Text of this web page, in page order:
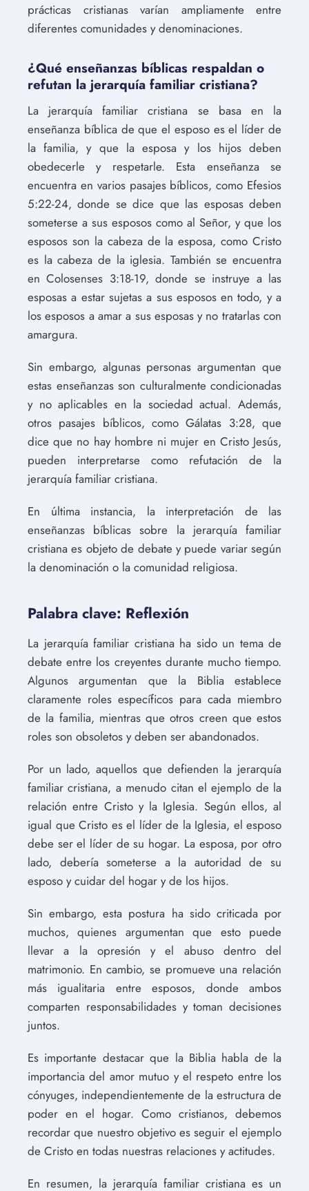
prácticas cristianas varían ampliamente entre
diferentes comunidades y denominaciones.
¿Qué enseñanzas bíblicas respaldan o
refutan la jerarquía familiar cristiana?
La jerarquía familiar cristiana se basa en la
enseñanza bíblica de que el esposo es el líder de
la familia, y que la esposa y los hijos deben
obedecerle y respetarle. Esta enseñanza se
encuentra en varios pasajes bíblicos, como Efesios
5:22-24, donde se dice que las esposas deben
someterse a sus esposos como al Señor, y que los
esposos son la cabeza de la esposa, como Cristo
es la cabeza de la iglesia. También se encuentra
en Colosenses 3:18-19, donde se instruye a las
esposas a estar sujetas a sus esposos en todo, y a
los esposos a amar a sus esposas y no tratarlas con
amargura.
Sin embargo, algunas personas argumentan que
estas enseñanzas son culturalmente condicionadas
y no aplicables en la sociedad actual. Además,
otros pasajes bíblicos, como Gálatas 3:28, que
dice que no hay hombre ni mujer en Cristo Jesús,
pueden interpretarse como refutación de la
jerarquía familiar cristiana.
En última instancia, la interpretación de las
enseñanzas bíblicas sobre la jerarquía familiar
cristiana es objeto de debate y puede variar según
la denominación o la comunidad religiosa.
Palabra clave: Reflexión
La jerarquía familiar cristiana ha sido un tema de
debate entre los creyentes durante mucho tiempo.
Algunos argumentan que la Biblia establece
claramente roles específicos para cada miembro
de la familia, mientras que otros creen que estos
roles son obsoletos y deben ser abandonados.
Por un lado, aquellos que defienden la jerarquía
familiar cristiana, a menudo citan el ejemplo de la
relación entre Cristo y la Iglesia. Según ellos, al
igual que Cristo es el líder de la Iglesia, el esposo
debe ser el líder de su hogar. La esposa, por otro
lado, debería someterse a la autoridad de su
esposo y cuidar del hogar y de los hijos.
Sin embargo, esta postura ha sido criticada por
muchos, quienes argumentan que esto puede
llevar a la opresión y el abuso dentro del
matrimonio. En cambio, se promueve una relación
más igualitaria entre esposos, donde ambos
comparten responsabilidades y toman decisiones
juntos.
Es importante destacar que la Biblia habla de la
importancia del amor mutuo y el respeto entre los
cónyuges, independientemente de la estructura de
poder en el hogar. Como cristianos, debemos
recordar que nuestro objetivo es seguir el ejemplo
de Cristo en todas nuestras relaciones y actitudes.
En resumen, la jerarquía familiar cristiana es un